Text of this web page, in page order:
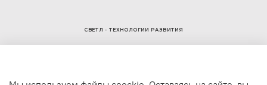
СВЕТЛ - ТЕХНОЛОГИИ РАЗВИТИЯ